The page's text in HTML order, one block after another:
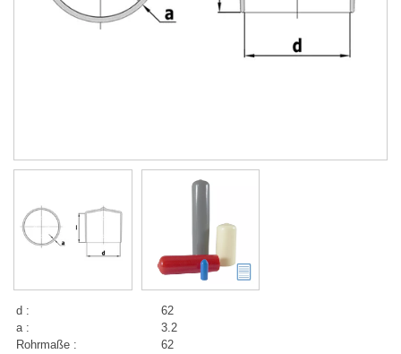
d :
62
a :
3.2
Rohrmaße :
62